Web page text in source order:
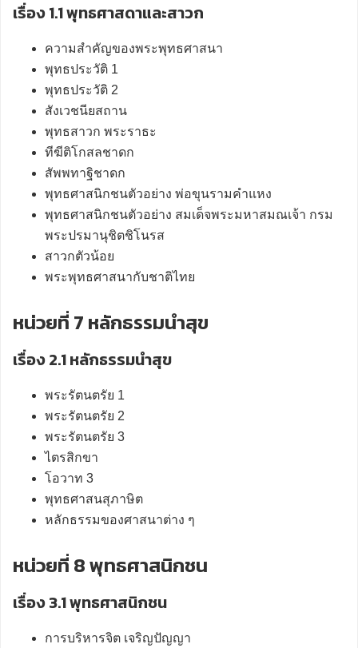
เรื่อง 1.1 พุทธศาสดาและสาวก
ความสำคัญของพระพุทธศาสนา
พุทธประวัติ 1
พุทธประวัติ 2
สังเวชนียสถาน
พุทธสาวก พระราธะ
ทีฆีติโกสลชาดก
สัพพทาฐิชาดก
พุทธศาสนิกชนตัวอย่าง พ่อขุนรามคำแหง
พุทธศาสนิกชนตัวอย่าง สมเด็จพระมหาสมณเจ้า กรม
พระปรมานุชิตชิโนรส
สาวกตัวน้อย
พระพุทธศาสนากับชาติไทย
หน่วยที่ 7 หลักธรรมนำสุข
เรื่อง 2.1 หลักธรรมนำสุข
พระรัตนตรัย 1
พระรัตนตรัย 2
พระรัตนตรัย 3
ไตรสิกขา
โอวาท 3
พุทธศาสนสุภาษิต
หลักธรรมของศาสนาต่าง ๆ
หน่วยที่ 8 พุทธศาสนิกชน
เรื่อง 3.1 พุทธศาสนิกชน
การบริหารจิต เจริญปัญญา